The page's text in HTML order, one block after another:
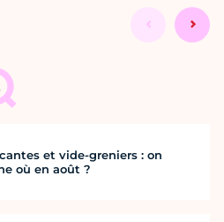
et vide-greniers : on
où en août ?